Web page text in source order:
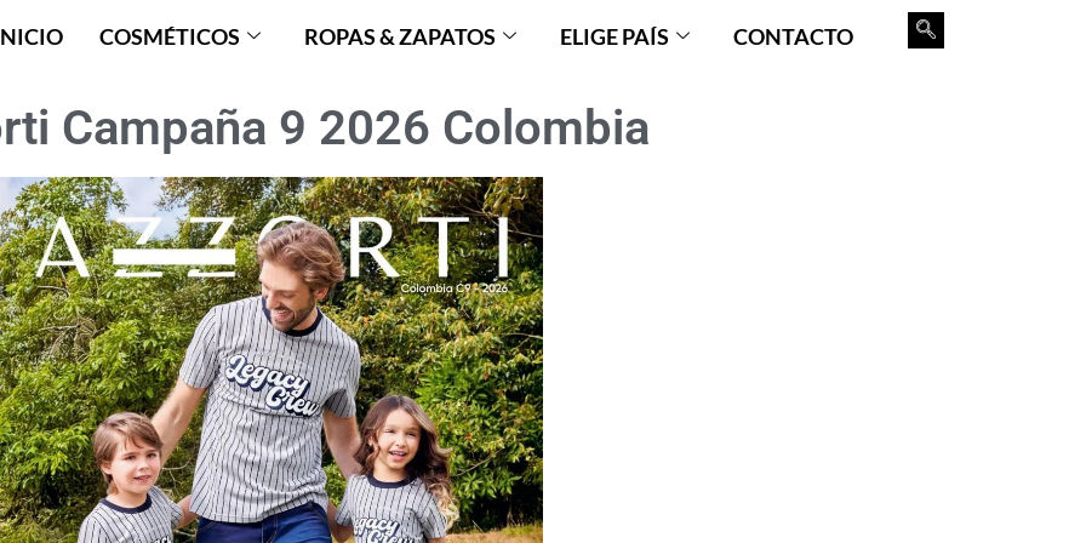
COSMÉTICOS ROPAS & ZAPATOS ELIGE PAÍS CONTACTO
Campaña 9 2026 Colombia